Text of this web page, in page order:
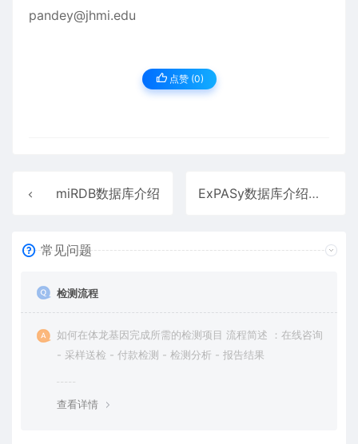
pandey@jhmi.edu
点赞 (0)
miRDB数据库介绍 ExPASy数据库介绍
常见问题
检测流程
如何在体龙基因完成所需的检测项目 流程简述 ：在线咨询
- 采样送检 - 付款检测 - 检测分析 - 报告结果
查看详情